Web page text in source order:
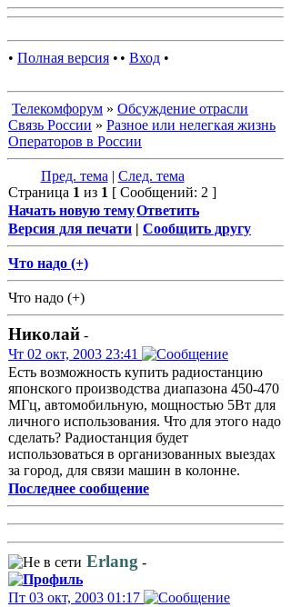
• Полная версия • • Вход •
Телекомфорум » Обсуждение отрасли
Связь России » Разное или нелегкая жизнь
Операторов в России
Пред. тема | След. тема
Страница 1 из 1 [ Сообщений: 2 ]
Начать новую темуОтветить
Версия для печати | Сообщить другу
Что надо (+)
Что надо (+)
Николай -
Чт 02 окт, 2003 23:41
Есть возможность купить радиостанцию
японского производства диапазона 450-470
МГц, автомобильную, мощностью 5Вт для
личного использования. Что для этого надо
сделать? Радиостанция будет
использоваться в организованных выездах
за город, для связи машин в колонне.
Последнее сообщение
Erlang -
Пт 03 окт, 2003 01:17